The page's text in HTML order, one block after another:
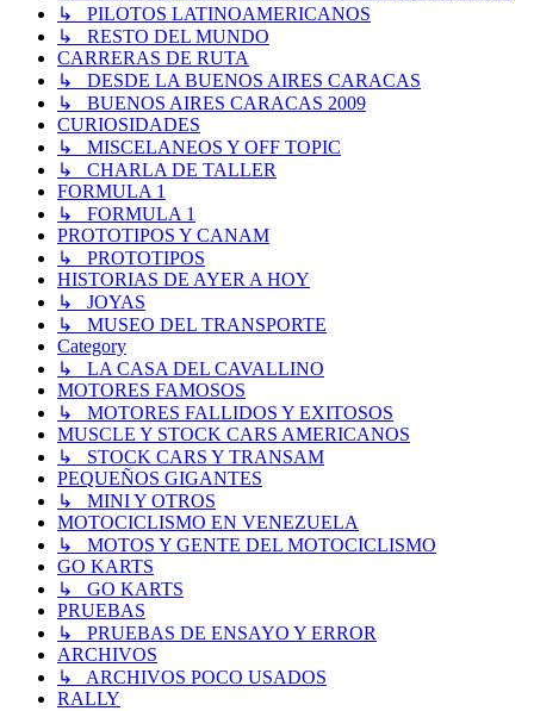
↳ PILOTOS LATINOAMERICANOS
↳ RESTO DEL MUNDO
CARRERAS DE RUTA
↳ DESDE LA BUENOS AIRES CARACAS
↳ BUENOS AIRES CARACAS 2009
CURIOSIDADES
↳ MISCELANEOS Y OFF TOPIC
↳ CHARLA DE TALLER
FORMULA 1
↳ FORMULA 1
PROTOTIPOS Y CANAM
↳ PROTOTIPOS
HISTORIAS DE AYER A HOY
↳ JOYAS
↳ MUSEO DEL TRANSPORTE
Category
↳ LA CASA DEL CAVALLINO
MOTORES FAMOSOS
↳ MOTORES FALLIDOS Y EXITOSOS
MUSCLE Y STOCK CARS AMERICANOS
↳ STOCK CARS Y TRANSAM
PEQUEÑOS GIGANTES
↳ MINI Y OTROS
MOTOCICLISMO EN VENEZUELA
↳ MOTOS Y GENTE DEL MOTOCICLISMO
GO KARTS
↳ GO KARTS
PRUEBAS
↳ PRUEBAS DE ENSAYO Y ERROR
ARCHIVOS
↳ ARCHIVOS POCO USADOS
RALLY